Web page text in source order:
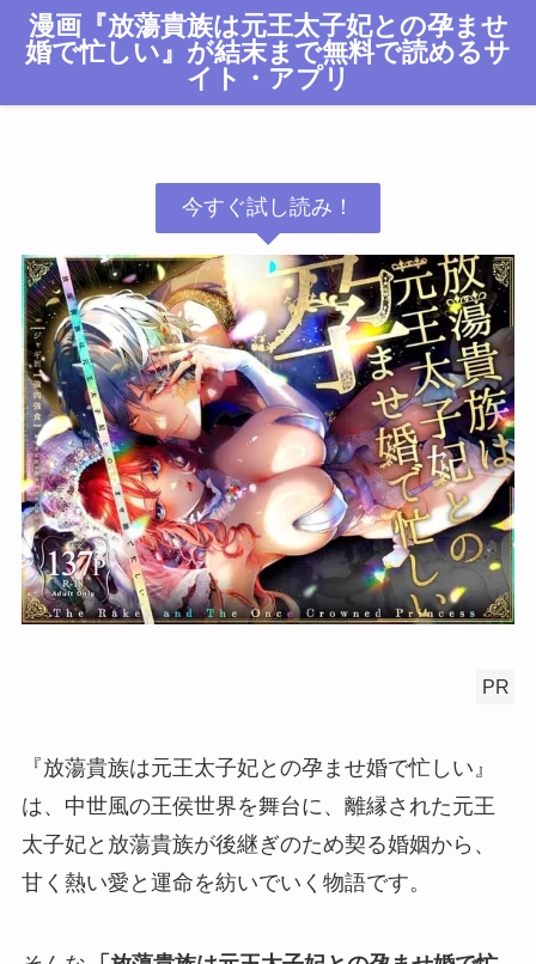
漫画『放蕩貴族は元王太子妃との孕ませ
婚で忙しい』が結末まで無料で読めるサ
イト・アプリ
今すぐ試し読み！
PR
『放蕩貴族は元王太子妃との孕ませ婚で忙しい』
は、中世風の王侯世界を舞台に、離縁された元王
太子妃と放蕩貴族が後継ぎのため契る婚姻から、
甘く熱い愛と運命を紡いでいく物語です。